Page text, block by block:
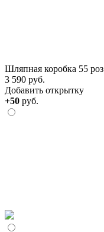
Шляпная коробка 55 роз
3 590 руб.
Добавить открытку
+50 руб.